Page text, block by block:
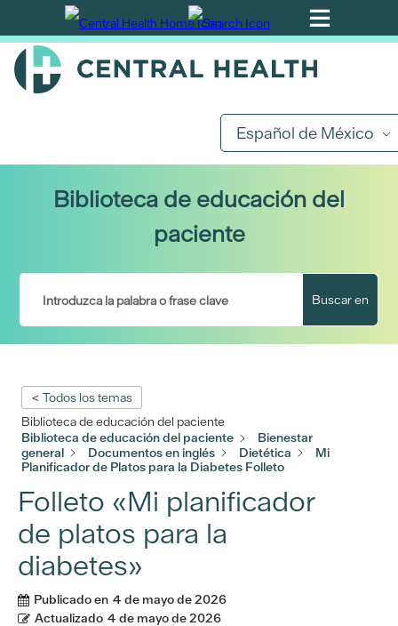
Ir
al
contenido
Español de México
Biblioteca de educación del
paciente
Buscar en
< Todos los temas
Biblioteca de educación del paciente
Biblioteca de educación del paciente
Bienestar
general
Documentos en inglés Dietética
Mi
Planificador de Platos para la Diabetes Folleto
Folleto «Mi planificador
de platos para la
diabetes»
Publicado en 4 de mayo de 2026
Actualizado 4 de mayo de 2026